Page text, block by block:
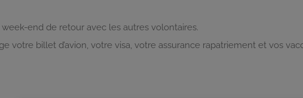
end de retour avec les autres volontaires.
votre billet d’avion, votre visa, votre assurance rapatriement et vos